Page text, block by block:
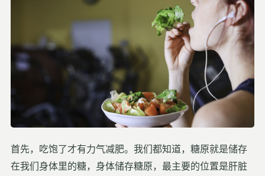
首先，吃饱了才有力气减肥。 我们都知道，糖原就是储存
在我们身体里的糖，身体储存糖原，最主要的位置是肝脏